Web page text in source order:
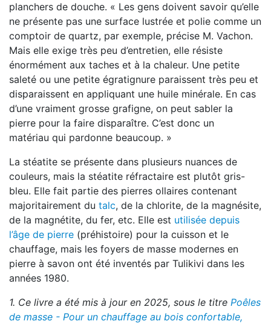
planchers de douche. « Les gens doivent savoir qu’elle
ne présente pas une surface lustrée et polie comme un
comptoir de quartz, par exemple, précise M. Vachon.
Mais elle exige très peu d’entretien, elle résiste
énormément aux taches et à la chaleur. Une petite
saleté ou une petite égratignure paraissent très peu et
disparaissent en appliquant une huile minérale. En cas
d’une vraiment grosse grafigne, on peut sabler la
pierre pour la faire disparaître. C’est donc un
matériau qui pardonne beaucoup. »
La stéatite se présente dans plusieurs nuances de
couleurs, mais la stéatite réfractaire est plutôt gris-
bleu. Elle fait partie des pierres ollaires contenant
majoritairement du talc, de la chlorite, de la magnésite,
de la magnétite, du fer, etc. Elle est utilisée depuis
l’âge de pierre (préhistoire) pour la cuisson et le
chauffage, mais les foyers de masse modernes en
pierre à savon ont été inventés par Tulikivi dans les
années 1980.
1. Ce livre a été mis à jour en 2025, sous le titre Poêles
de masse - Pour un chauffage au bois confortable,